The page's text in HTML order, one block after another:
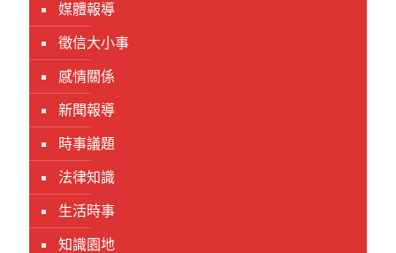
媒體報導
徵信大小事
感情關係
新聞報導
時事議題
法律知識
生活時事
知識園地